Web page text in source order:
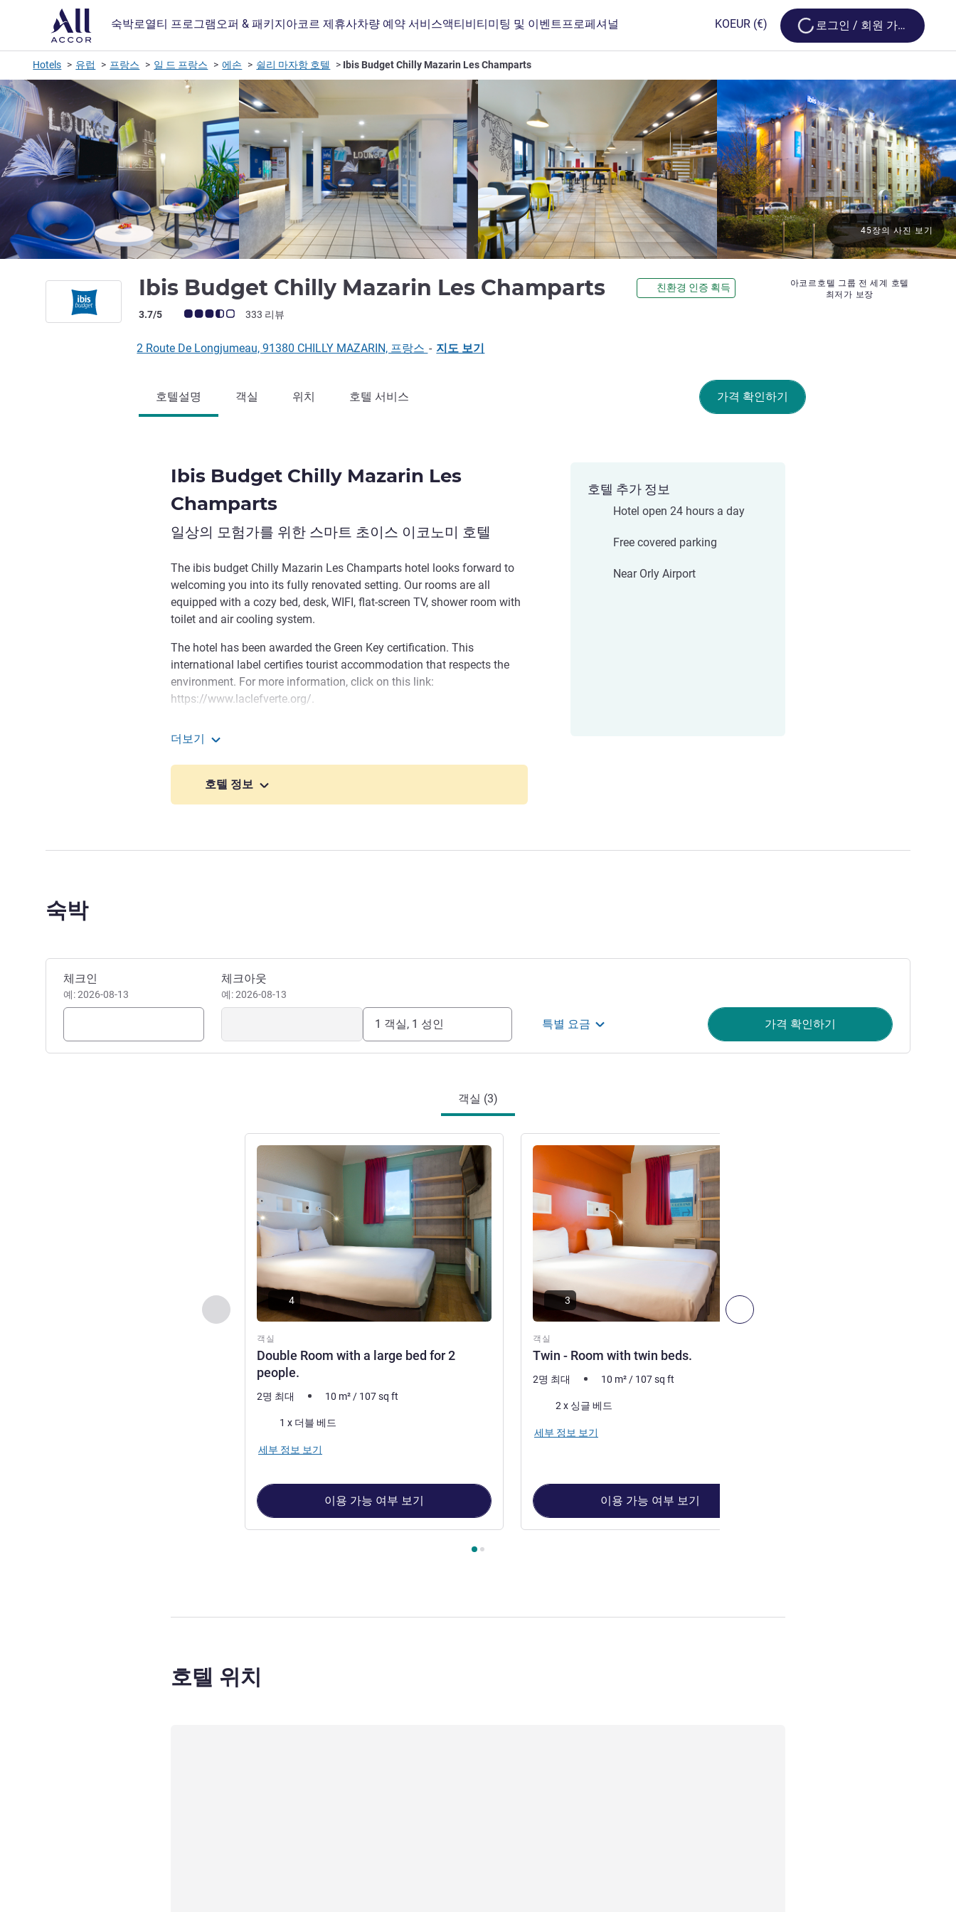
숙박로열티 프로그램 오퍼 & 패키지아코르 제휴사차량 예약 서비스액티비티미팅 및 이벤트 프로페셔널 KOEUR (€) Loading...
로그인 / 회원 가입
Hotels 유럽 프랑스 일 드 프랑스 에손 쉴리 마자항 호텔 Ibis Budget Chilly Mazarin Les Champarts
Ibis Budget Chilly Mazarin Les Champarts 2성 친환경 인증 획득
고객 평점 (ALL 평가)
3.7/5 333 리뷰
아코르호텔 그룹 전 세계 호텔
최저가 보장
45장의 사진 보기
2 Route De Longjumeau, 91380 CHILLY MAZARIN, 프랑스 - 지도 보기
가격 확인하기
호텔설명 객실 위치 호텔 서비스
Ibis Budget Chilly Mazarin Les
Champarts
일상의 모험가를 위한 스마트 초이스 이코노미 호텔
The ibis budget Chilly Mazarin Les Champarts hotel looks forward to
welcoming you into its fully renovated setting. Our rooms are all
equipped with a cozy bed, desk, WIFI, flat-screen TV, shower room with
toilet and air cooling system.
The hotel has been awarded the Green Key certification. This
international label certifies tourist accommodation that respects the
environment. For more information, click on this link:
https://www.laclefverte.org/.
de Bruxelles, McDonald's, Chinese and Japanese restaurants,
Kanibalus).
The entire team looks forward to giving you a warm welcome. We are
더보기
호텔 정보
호텔 추가 정보
Hotel open 24 hours a day
Free covered parking
Near Orly Airport
숙박
이 호텔 예약하기
체크인
예: 2026-08-13
체크아웃
예: 2026-08-13
1 객실, 1 성인 특별 요금 가격 확인하기
객실 (3)
이전 - 객실 다음 - 객실
객실
Double Room with a large bed for 2
people.
세부 정보 보기
4
2명 최대 10 m² / 107sq ft
1 x 더블 베드
세부 정보 보기
이용 가능 여부 보기
객실
Twin - Room with twin beds.
세부 정보 보기
3
2명 최대 10 m² / 107sq ft
2 x 싱글 베드
세부 정보 보기
이용 가능 여부 보기
호텔 위치